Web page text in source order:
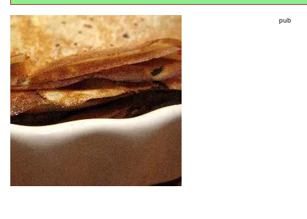
pub